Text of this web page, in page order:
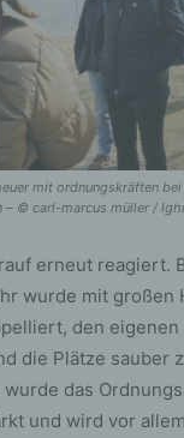
mit ordnungskräften
– © carl-marcus müller /
erneut reagiert.
wurde mit großen
den
die Plätze sauber
wurde das
und wird vor